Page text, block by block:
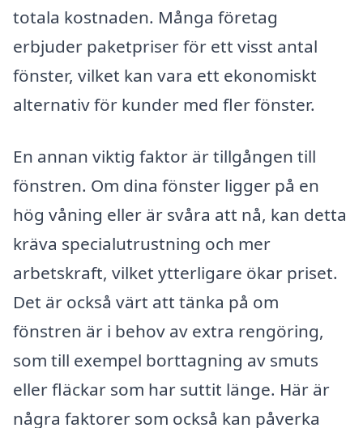
totala kostnaden. Många företag
erbjuder paketpriser för ett visst antal
fönster, vilket kan vara ett ekonomiskt
alternativ för kunder med fler fönster.
En annan viktig faktor är tillgången till
fönstren. Om dina fönster ligger på en
hög våning eller är svåra att nå, kan detta
kräva specialutrustning och mer
arbetskraft, vilket ytterligare ökar priset.
Det är också värt att tänka på om
fönstren är i behov av extra rengöring,
som till exempel borttagning av smuts
eller fläckar som har suttit länge. Här är
några faktorer som också kan påverka